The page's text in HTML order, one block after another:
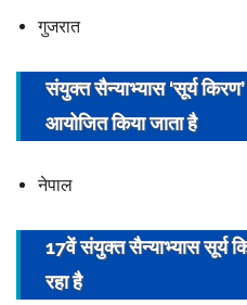
गुजरात
संयुक्त सैन्याभ्यास ‘सूर्य
आयोजित किया जाता है
नेपाल
17वें संयुक्त सैन्याभ्यास सूर्य
रहा है